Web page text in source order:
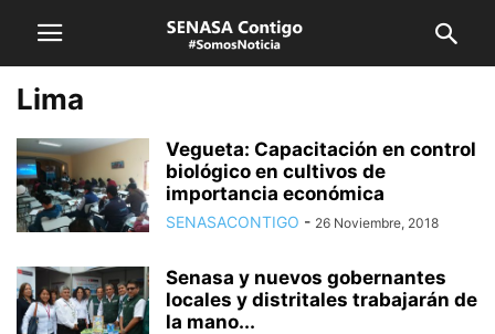
Lima
Vegueta: Capacitación en control
biológico en cultivos de
importancia económica
SENASACONTIGO - 26 Noviembre, 2018
Senasa y nuevos gobernantes
locales y distritales trabajarán de
la mano...